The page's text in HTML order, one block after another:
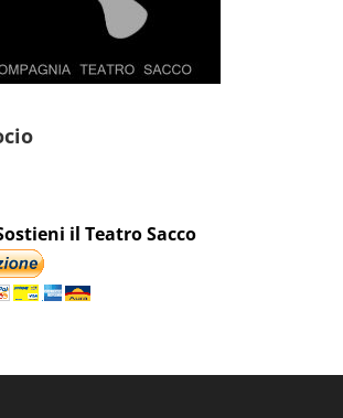
il Teatro Sacco